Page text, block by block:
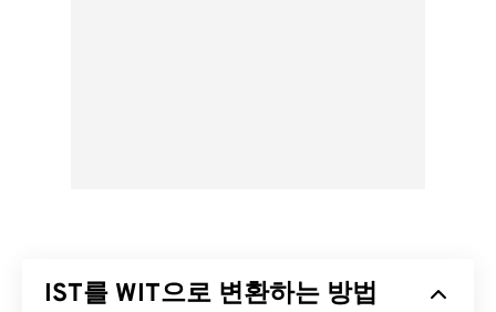
IST를 WIT으로 변환하는 방법